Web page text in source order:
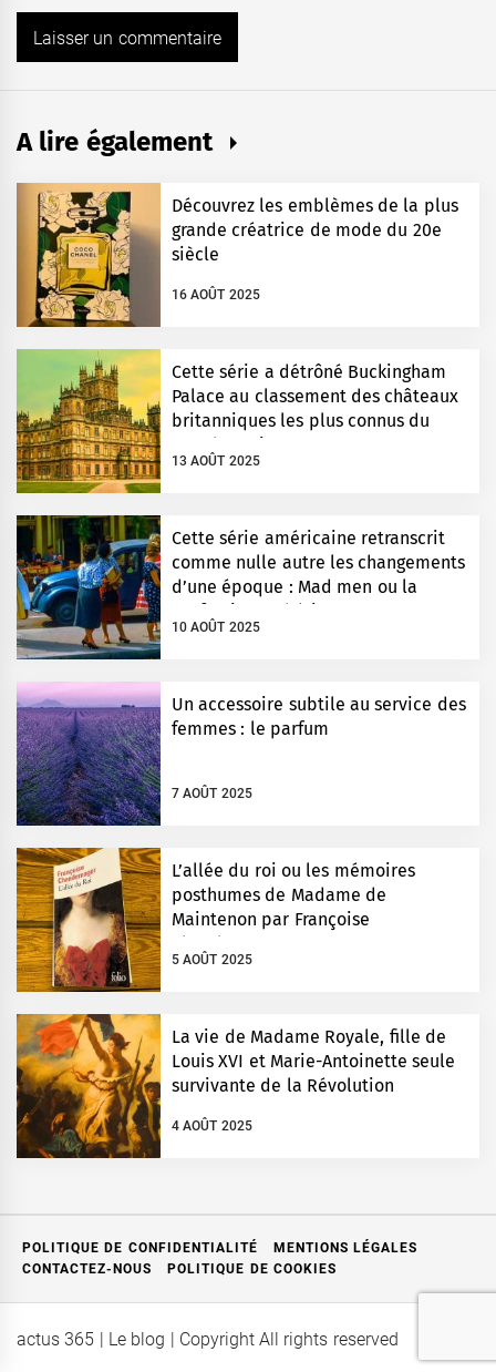
A lire également
Découvrez les emblèmes de la plus
grande créatrice de mode du 20e
siècle
16 AOÛT 2025
Cette série a détrôné Buckingham
Palace au classement des châteaux
britanniques les plus connus du
monde entier
13 AOÛT 2025
Cette série américaine retranscrit
comme nulle autre les changements
d’une époque : Mad men ou la
perfection esthétique
10 AOÛT 2025
Un accessoire subtile au service des
femmes : le parfum
7 AOÛT 2025
L’allée du roi ou les mémoires
posthumes de Madame de
Maintenon par Françoise
Chandernagor
5 AOÛT 2025
La vie de Madame Royale, fille de
Louis XVI et Marie-Antoinette seule
survivante de la Révolution
4 AOÛT 2025
POLITIQUE DE CONFIDENTIALITÉ
MENTIONS LÉGALES
CONTACTEZ-NOUS
POLITIQUE DE COOKIES
actus 365 | Le blog | Copyright All rights reserved